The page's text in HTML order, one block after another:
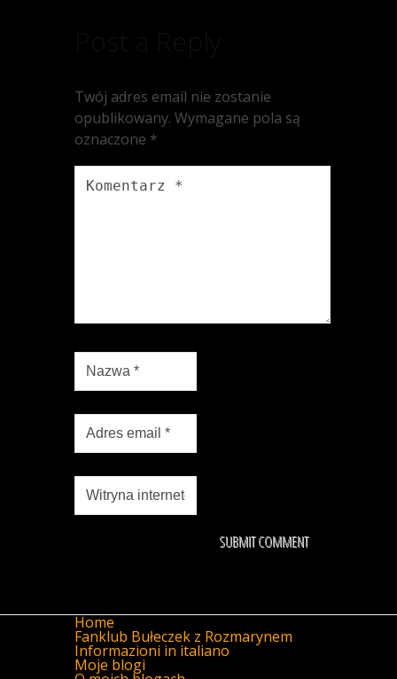
Twój adres email nie zostanie
opublikowany. Wymagane pola są
oznaczone *
Home
Fanklub Bułeczek z Rozmarynem
Informazioni in italiano
Moje blogi